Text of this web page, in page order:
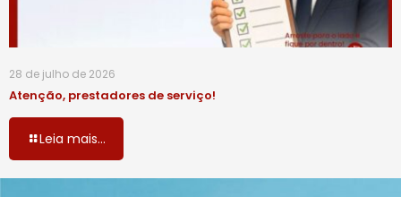
28 de julho de 2026
Atenção, prestadores de serviço!
Leia mais...